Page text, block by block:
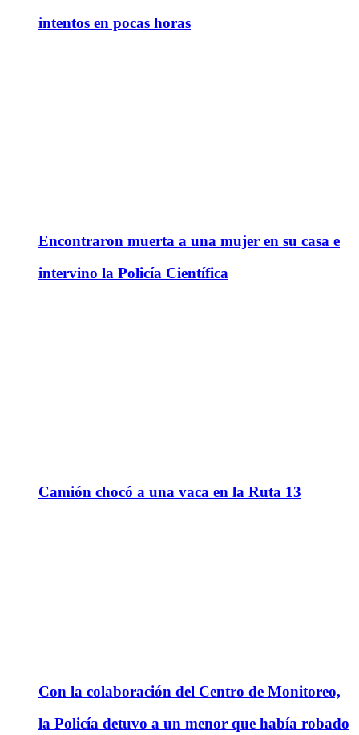
intentos en pocas horas
Encontraron muerta a una mujer en su casa e
intervino la Policía Científica
Camión chocó a una vaca en la Ruta 13
Con la colaboración del Centro de Monitoreo,
la Policía detuvo a un menor que había robado